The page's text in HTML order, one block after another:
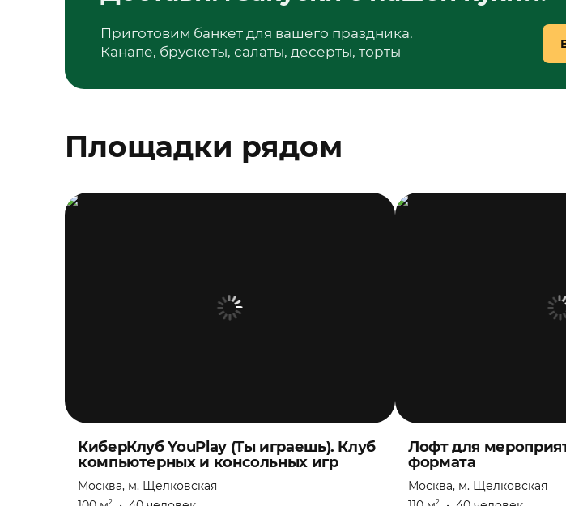
Приготовим банкет для вашего праздника.
Канапе, брускеты, салаты, десерты, торты
Площадки рядом
КиберКлуб YouPlay (Ты играешь). Клуб
компьютерных и консольных игр
Москва, м. Щелковская
2
Лофт для
формата
Москва, м. Щелковская
2